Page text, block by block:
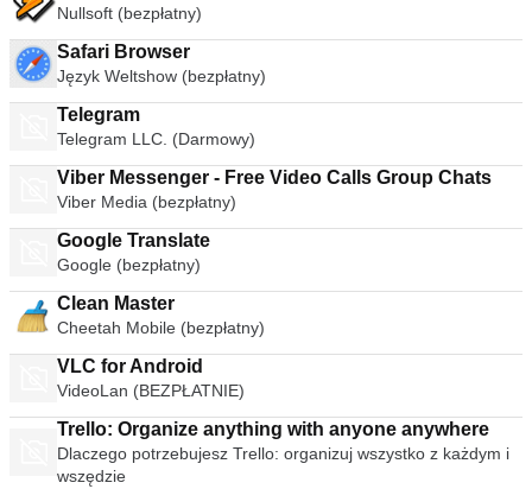
Nullsoft (bezpłatny)
Safari Browser
Język Weltshow (bezpłatny)
Telegram
Telegram LLC. (Darmowy)
Viber Messenger - Free Video Calls Group Chats
Viber Media (bezpłatny)
Google Translate
Google (bezpłatny)
Clean Master
Cheetah Mobile (bezpłatny)
VLC for Android
VideoLan (BEZPŁATNIE)
Trello: Organize anything with anyone anywhere
Dlaczego potrzebujesz Trello: organizuj wszystko z każdym i
wszędzie